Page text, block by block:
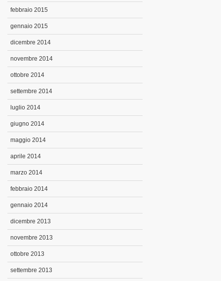
febbraio 2015
gennaio 2015
dicembre 2014
novembre 2014
ottobre 2014
settembre 2014
luglio 2014
giugno 2014
maggio 2014
aprile 2014
marzo 2014
febbraio 2014
gennaio 2014
dicembre 2013
novembre 2013
ottobre 2013
settembre 2013